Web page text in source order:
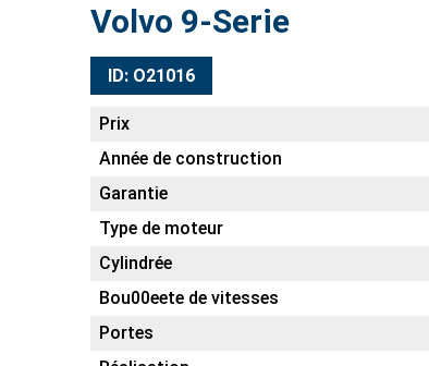
Volvo 9-Serie
ID: O21016
Prix
Année de construction
Garantie
Type de moteur
Cylindrée
Bou00eete de vitesses
Portes